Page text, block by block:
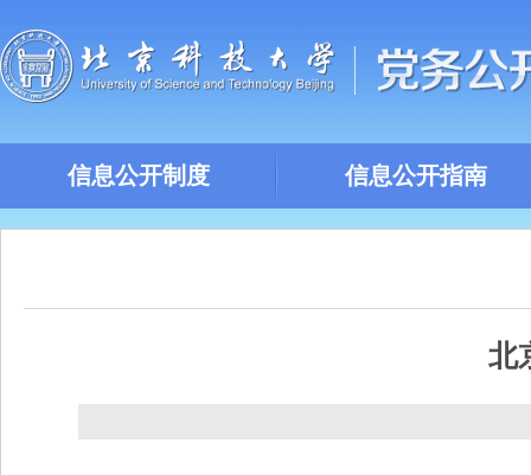
信息公开制度 信息公开指南
北